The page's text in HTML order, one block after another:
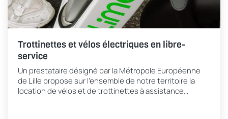
Trottinettes et vélos électriques en libre-
service
Un prestataire désigné par la Métropole Européenne
de Lille propose sur l'ensemble de notre territoire la
location de vélos et de trottinettes à assistance